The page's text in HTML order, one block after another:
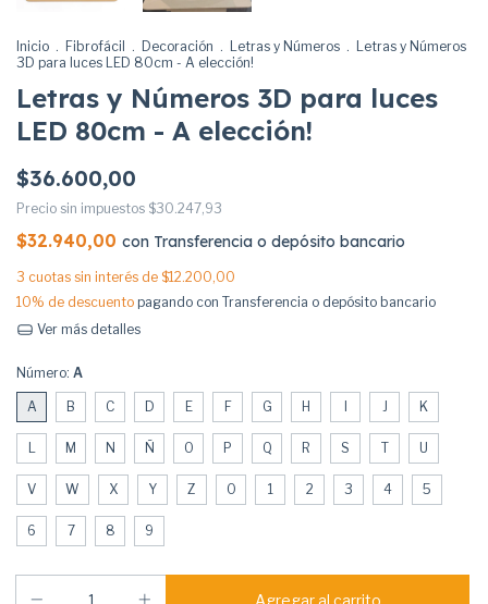
Inicio . Fibrofácil . Decoración . Letras y Números . Letras y Números
3D para luces LED 80cm - A elección!
Letras y Números 3D para luces
LED 80cm - A elección!
$36.600,00
Precio sin impuestos $30.247,93
$32.940,00 con Transferencia o depósito bancario
3 cuotas sin interés de $12.200,00
10% de descuento pagando con Transferencia o depósito bancario
Ver más detalles
Número: A
A B C D E F G H I J K
L M N Ñ O P Q R S T U
V W X Y Z 0 1 2 3 4 5
6 7 8 9